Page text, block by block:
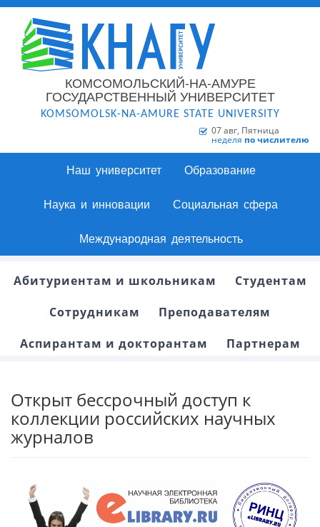
КОМСОМОЛЬСКИЙ-НА-АМУРЕ
ГОСУДАРСТВЕННЫЙ УНИВЕРСИТЕТ
KOMSOMOLSK-NA-AMURE STATE UNIVERSITY
07 авг, Пятница
неделя по числителю
Наш университет Образование
Наука и инновации Социальная сфера
Международная деятельность
Абитуриентам и школьникам
Студентам
Сотрудникам
Преподавателям
Аспирантам и докторантам
Партнерам
Открыт бессрочный доступ к
коллекции российских научных
журналов